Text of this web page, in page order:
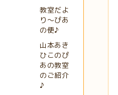
教室だよ
り～ぴあ
の便♪
山本あき
ひこのぴ
あの教室
のご紹介
♪